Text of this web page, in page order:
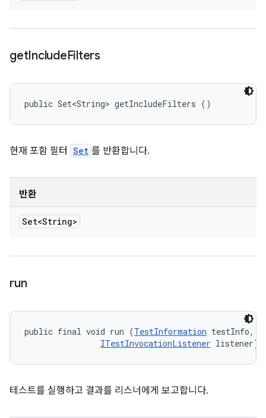
getIncludeFilters
public Set<String> getIncludeFilters ()
현재 포함 필터 Set 를 반환합니다.
반환
Set<String>
run
public final void run (TestInformation testInfo,
ITestInvocationListener listener)
테스트를 실행하고 결과를 리스너에게 보고합니다.